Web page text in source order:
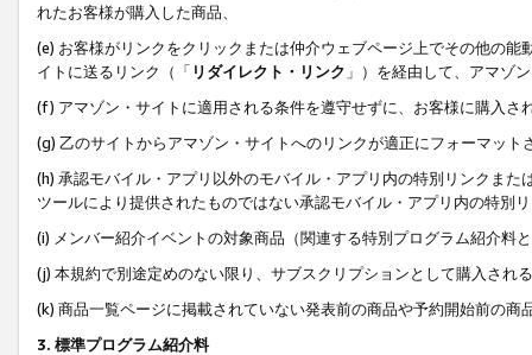
れたお客様が購入した商品、
(e) お客様がリンクをクリックまたは仲介ウェブページ上でその他の
イトに送るリンク（「 リダイレクト・リンク 」）を経由して、アマゾ
(f) アマゾン・サイトに適用される条件を遵守せずに、お客様に購入さ
(g) 乙のサイトからアマゾン・サイトへのリンクが適正にフォーマッ
(h) 承認モバイル・アプリ以外のモバイル・アプリ内の特別リンクま
ツールにより提供されたものではない承認モバイル・アプリ内の特別
(i) メンバー紹介イベントの対象商品（関連する特別プログラム紹介料
(j) 本規約で別途定めのない限り、サブスクリプションとして購入され
(k) 商品一覧ページに掲載されていない発表前の商品や予約開始前の商
3. 標準プログラム紹介料